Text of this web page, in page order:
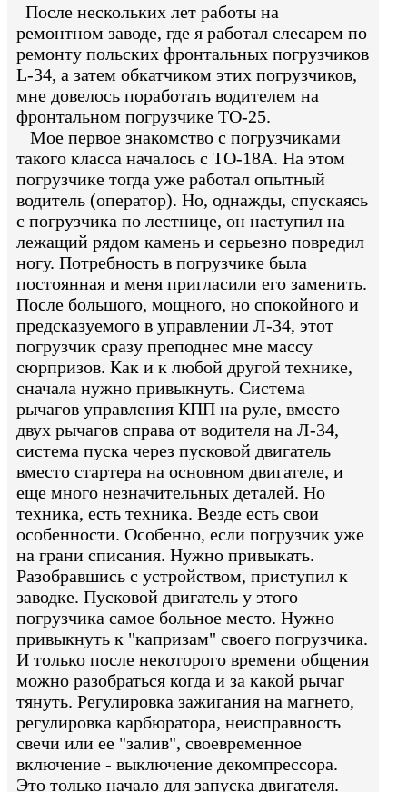
После нескольких лет работы на
ремонтном заводе, где я работал слесарем по
ремонту польских фронтальных погрузчиков
L-34, а затем обкатчиком этих погрузчиков,
мне довелось поработать водителем на
фронтальном погрузчике ТО-25.
Мое первое знакомство с погрузчиками
такого класса началось с ТО-18А. На этом
погрузчике тогда уже работал опытный
водитель (оператор). Но, однажды, спускаясь
с погрузчика по лестнице, он наступил на
лежащий рядом камень и серьезно повредил
ногу. Потребность в погрузчике была
постоянная и меня пригласили его заменить.
После большого, мощного, но спокойного и
предсказуемого в управлении Л-34, этот
погрузчик сразу преподнес мне массу
сюрпризов. Как и к любой другой технике,
сначала нужно привыкнуть. Система
рычагов управления КПП на руле, вместо
двух рычагов справа от водителя на Л-34,
система пуска через пусковой двигатель
вместо стартера на основном двигателе, и
еще много незначительных деталей. Но
техника, есть техника. Везде есть свои
особенности. Особенно, если погрузчик уже
на грани списания. Нужно привыкать.
Разобравшись с устройством, приступил к
заводке. Пусковой двигатель у этого
погрузчика самое больное место. Нужно
привыкнуть к "капризам" своего погрузчика.
И только после некоторого времени общения
можно разобраться когда и за какой рычаг
тянуть. Регулировка зажигания на магнето,
регулировка карбюратора, неисправность
свечи или ее "залив", своевременное
включение - выключение декомпрессора.
Это только начало для запуска двигателя.